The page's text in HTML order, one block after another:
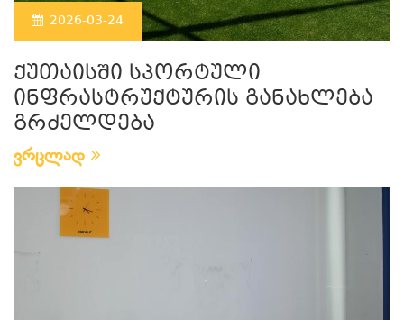
2026-03-24
ქუთაისში სპორტული
ინფრასტრუქტურის განახლება
გრძელდება
ვრცლად